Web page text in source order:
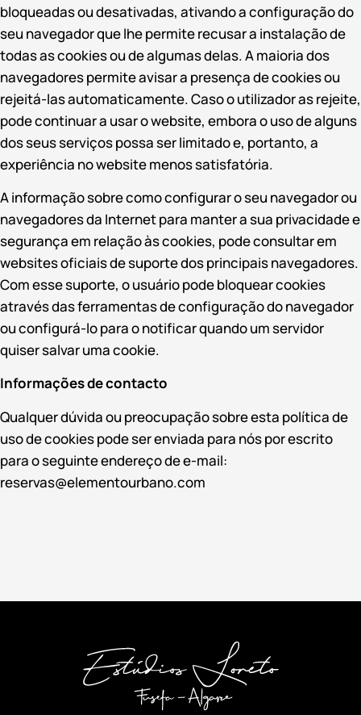
bloqueadas ou desativadas, ativando a configuração do
seu navegador que lhe permite recusar a instalação de
todas as cookies ou de algumas delas. A maioria dos
navegadores permite avisar a presença de cookies ou
rejeitá-las automaticamente. Caso o utilizador as rejeite,
pode continuar a usar o website, embora o uso de alguns
dos seus serviços possa ser limitado e, portanto, a
experiência no website menos satisfatória.
A informação sobre como configurar o seu navegador ou
navegadores da Internet para manter a sua privacidade e
segurança em relação às cookies, pode consultar em
websites oficiais de suporte dos principais navegadores.
Com esse suporte, o usuário pode bloquear cookies
através das ferramentas de configuração do navegador
ou configurá-lo para o notificar quando um servidor
quiser salvar uma cookie.
Informações de contacto
Qualquer dúvida ou preocupação sobre esta política de
uso de cookies pode ser enviada para nós por escrito
para o seguinte endereço de e-mail:
reservas@elementourbano.com